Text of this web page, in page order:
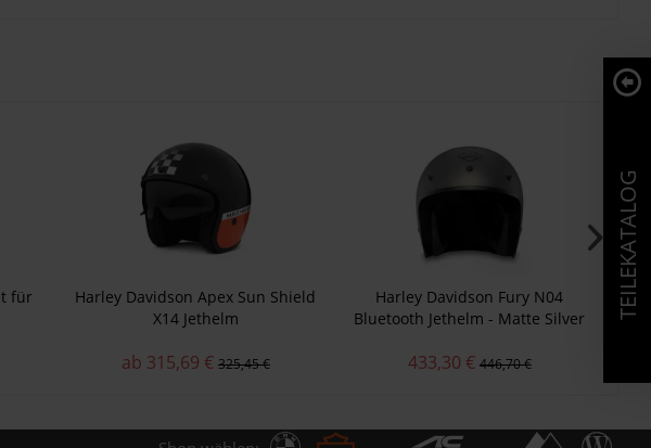
für
Harley Davidson Apex Sun Shield
X14 Jethelm
ab 315,69 € 325,45 €
Harley Davidson Fury N04
Bluetooth Jethelm - Matte Silver
433,30 € 446,70 €
TEILEKATALOG